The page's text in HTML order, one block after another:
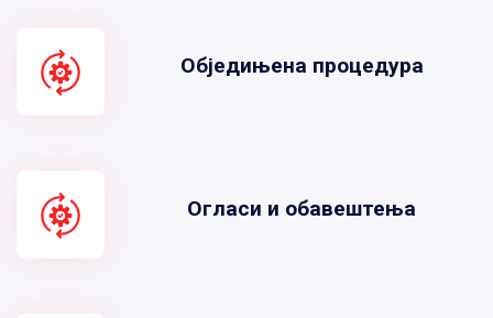
Обједињена процедура
Огласи и обавештења